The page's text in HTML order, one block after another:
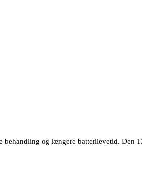
og længere batterilevetid. Den